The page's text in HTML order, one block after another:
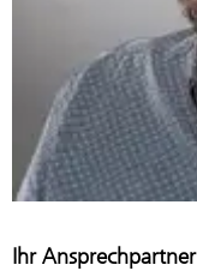
Ihr Ansprechpartner